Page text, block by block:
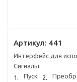
Артикул: 441
Интерфейс для
Сигналы:
Пуск